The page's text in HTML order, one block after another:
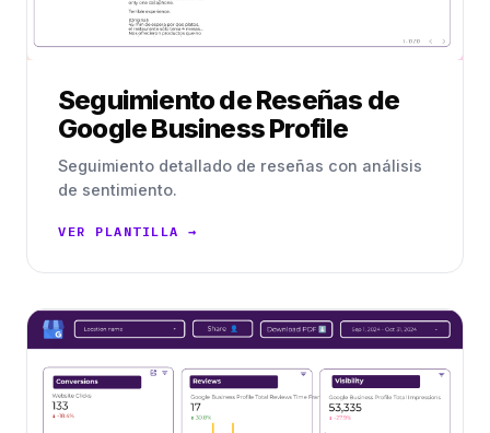
Seguimiento de Reseñas de
Google Business Profile
Seguimiento detallado de reseñas con análisis
de sentimiento.
VER PLANTILLA →